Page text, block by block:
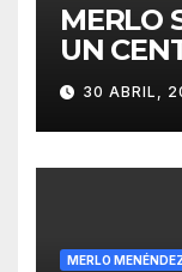
MERLO
UN
PARA
30 ABRIL,
MERLO